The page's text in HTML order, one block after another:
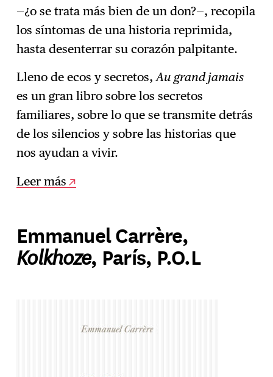
—¿o se trata más bien de un don?—, recopila
los síntomas de una historia reprimida,
hasta desenterrar su corazón palpitante.
Lleno de ecos y secretos,Au grand jamais
es un gran libro sobre los secretos
familiares, sobre lo que se transmite detrás
de los silencios y sobre las historias que
nos ayudan a vivir.
Leer más
Emmanuel Carrère,
Kolkhoze, París, P.O.L